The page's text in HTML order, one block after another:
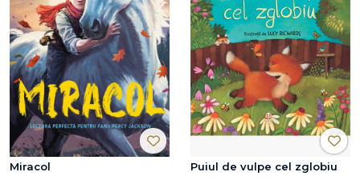
Miracol Puiul de vulpe cel zglobiu